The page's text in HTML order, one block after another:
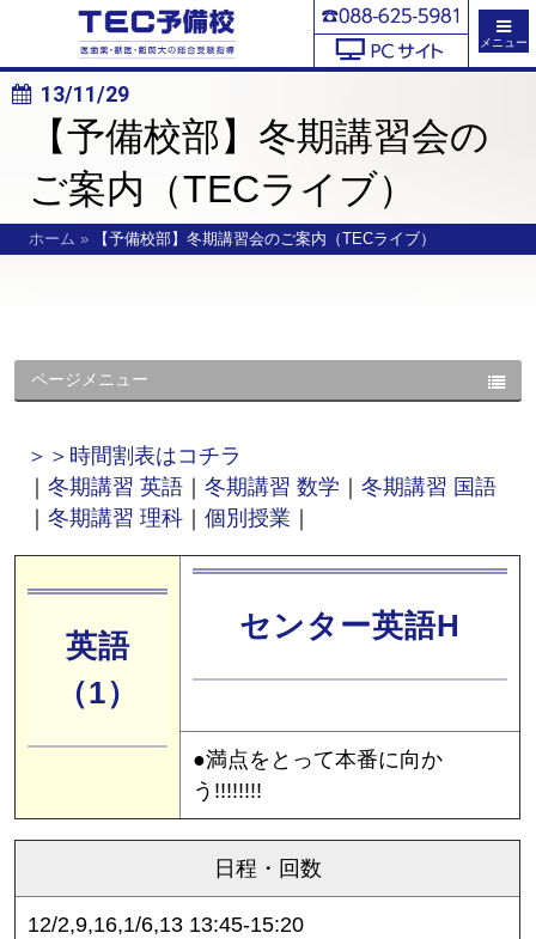
メニュー
13/11/29
【予備校部】冬期講習会の
ご案内（TECライブ）
ホーム » 【予備校部】冬期講習会のご案内（TECライブ）
ページメニュー
＞＞時間割表はコチラ
｜冬期講習 英語 ｜冬期講習 数学 ｜冬期講習 国語
｜冬期講習 理科 ｜個別授業
英語
（1）
センター英語H
●満点をとって本番に向か
う!!!!!!!!
日程・回数
12/2,9,16,1/6,13 13:45-15:20